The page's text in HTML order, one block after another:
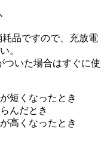
品ですので、充放電
。
ついた場合はすぐに使
短くなったとき
んだとき
高くなったとき